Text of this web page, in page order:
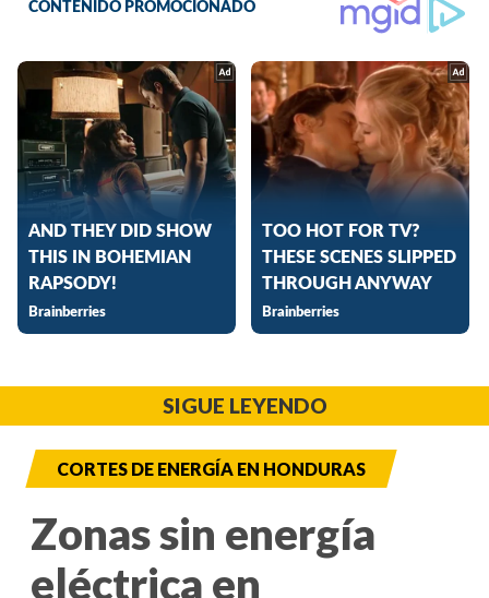
SIGUE LEYENDO
CORTES DE ENERGÍA EN HONDURAS
Zonas sin energía
eléctrica en